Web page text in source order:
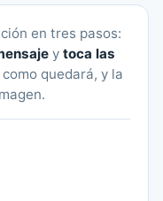
en tres pasos:
y toca las
quedará, y la